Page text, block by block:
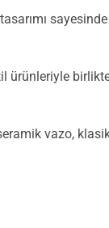
ürünleriyle
vazo,